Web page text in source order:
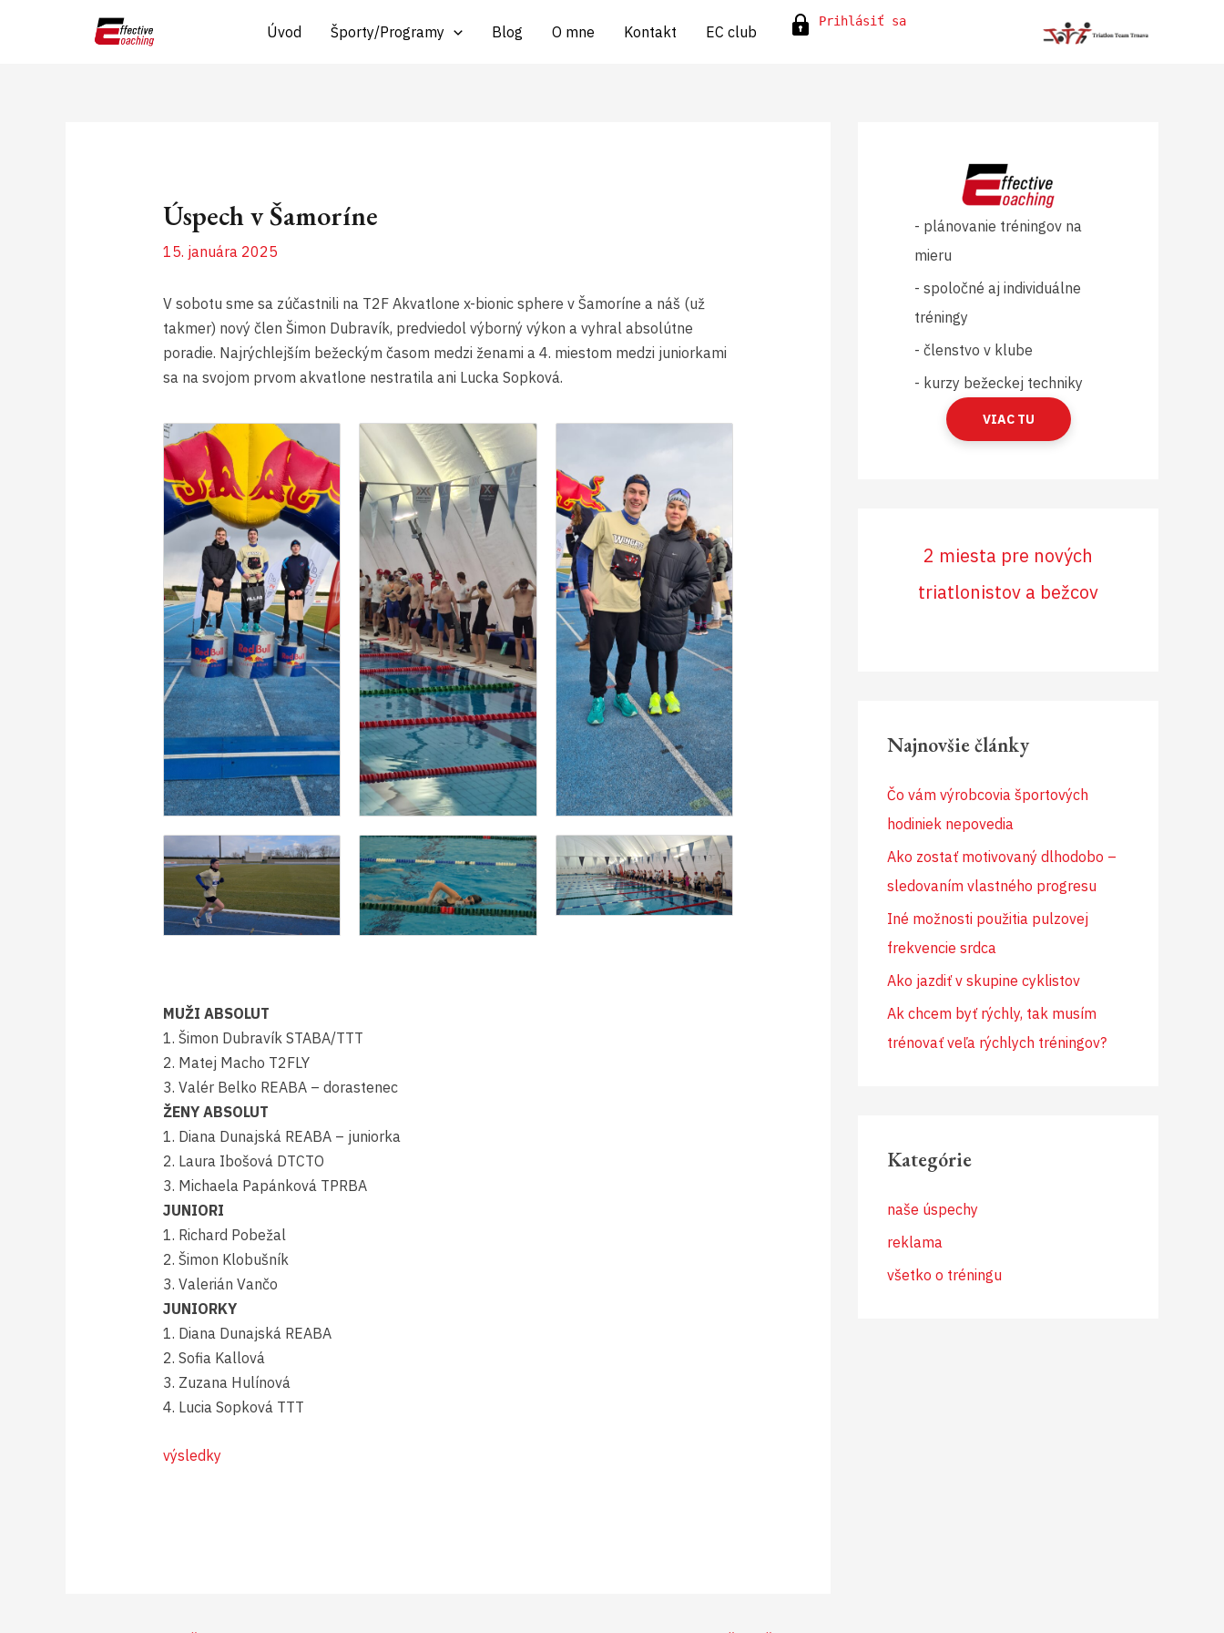
Úvod Športy/Programy Blog O mne Kontakt EC club
Prihlásiť sa
Úspech v Šamoríne
15. januára 2025
V sobotu sme sa zúčastnili na T2F Akvatlone x-bionic sphere v Šamoríne a náš (už
takmer) nový člen Šimon Dubravík, predviedol výborný výkon a vyhral absolútne
poradie. Najrýchlejším bežeckým časom medzi ženami a 4. miestom medzi juniorkami
sa na svojom prvom akvatlone nestratila ani Lucka Sopková.
MUŽI ABSOLUT
1. Šimon Dubravík STABA/TTT
2. Matej Macho T2FLY
3. Valér Belko REABA – dorastenec
ŽENY ABSOLUT
1. Diana Dunajská REABA – juniorka
2. Laura Ibošová DTCTO
​3. Michaela Papánková TPRBA
JUNIORI
1. Richard Pobežal
2. Šimon Klobušník
3. Valerián Vančo
JUNIORKY
1. Diana Dunajská REABA
2. Sofia Kallová
​3. Zuzana Hulínová
4. Lucia Sopková TTT
výsledky
navigation
- plánovanie tréningov na
mieru
- spoločné aj individuálne
tréningy
- členstvo v klube
- kurzy bežeckej techniky
VIAC TU
2 miesta pre nových
triatlonistov a bežcov
Najnovšie články
Čo vám výrobcovia športových
hodiniek nepovedia
Ako zostať motivovaný dlhodobo –
sledovaním vlastného progresu
Iné možnosti použitia pulzovej
frekvencie srdca
Ako jazdiť v skupine cyklistov
Ak chcem byť rýchly, tak musím
trénovať veľa rýchlych tréningov?
Kategórie
naše úspechy
reklama
všetko o tréningu